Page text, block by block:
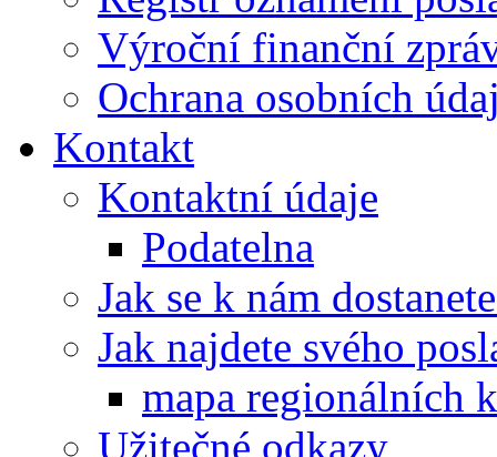
Výroční finanční
Ochrana osobních
Kontakt
Kontaktní údaje
Podatelna
Jak se k nám
Jak najdete svého
mapa regionálních
Užitečné odkazy